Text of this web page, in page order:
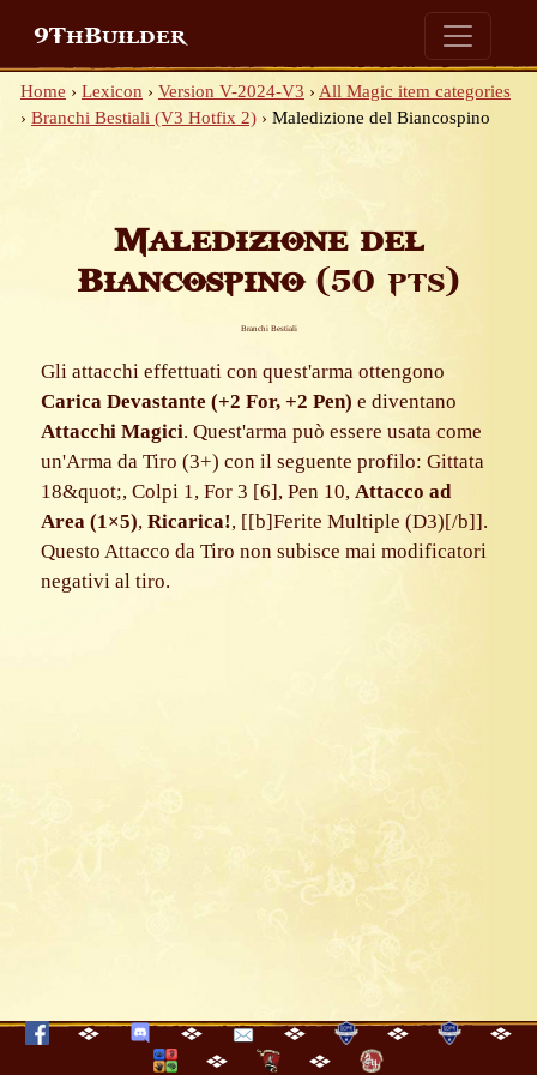
9ThBuilder
Home › Lexicon › Version V-2024-V3 › All Magic item categories
› Branchi Bestiali (V3 Hotfix 2) › Maledizione del Biancospino
Maledizione del
Biancospino(50 pts)
Branchi Bestiali
Gli attacchi effettuati con quest'arma ottengono
Carica Devastante (+2 For, +2 Pen) e diventano
Attacchi Magici. Quest'arma può essere usata come
un'Arma da Tiro (3+) con il seguente profilo: Gittata
18&quot;, Colpi 1, For 3 [6], Pen 10, Attacco ad
Area (1×5), Ricarica!, [[b]Ferite Multiple (D3)[/b]].
Questo Attacco da Tiro non subisce mai modificatori
negativi al tiro.